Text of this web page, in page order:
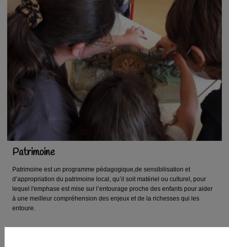
Patrimoine
Patrimoine est un programme pédagogique,de sensibilisation et
d’appropriation du patrimoine local, qu’il soit matériel ou culturel, pour
lequel l'emphase est mise sur l’entourage proche des enfants pour aider
à une meilleur compréhension des enjeux et de la richesses qui les
entoure.